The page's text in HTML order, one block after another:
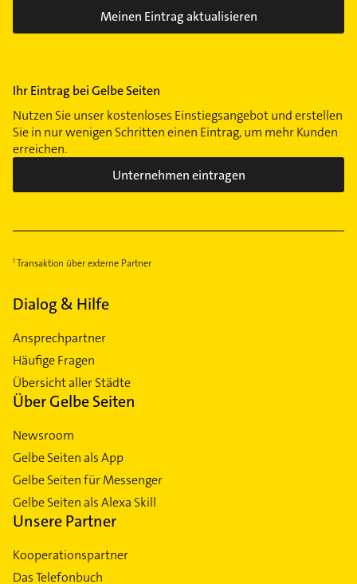
Meinen Eintrag aktualisieren
Ihr Eintrag bei Gelbe Seiten
Nutzen Sie unser kostenloses Einstiegsangebot und erstellen
Sie in nur wenigen Schritten einen Eintrag, um mehr Kunden
erreichen.
Unternehmen eintragen
Transaktion über externe Partner
Dialog & Hilfe
Ansprechpartner
Häufige Fragen
Übersicht aller Städte
Über Gelbe Seiten
Newsroom
Gelbe Seiten als App
Gelbe Seiten für Messenger
Gelbe Seiten als Alexa Skill
Unsere Partner
Kooperationspartner
Das Telefonbuch